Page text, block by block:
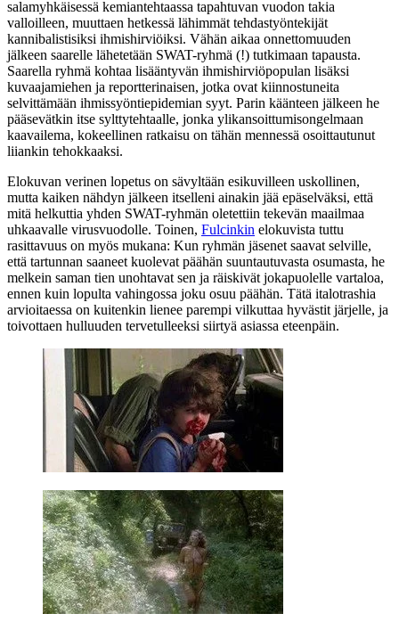
salamyhkäisessä kemiantehtaassa tapahtuvan vuodon takia
valloilleen, muuttaen hetkessä lähimmät tehdastyöntekijät
kannibalistisiksi ihmishirviöiksi. Vähän aikaa onnettomuuden
jälkeen saarelle lähetetään SWAT-ryhmä (!) tutkimaan tapausta.
Saarella ryhmä kohtaa lisääntyvän ihmishirviöpopulan lisäksi
kuvaajamiehen ja reportterinaisen, jotka ovat kiinnostuneita
selvittämään ihmissyöntiepidemian syyt. Parin käänteen jälkeen he
pääsevätkin itse sylttytehtaalle, jonka ylikansoittumisongelmaan
kaavailema, kokeellinen ratkaisu on tähän mennessä osoittautunut
liiankin tehokkaaksi.
Elokuvan verinen lopetus on sävyltään esikuvilleen uskollinen,
mutta kaiken nähdyn jälkeen itselleni ainakin jää epäselväksi, että
mitä helkuttia yhden SWAT-ryhmän oletettiin tekevän maailmaa
uhkaavalle virusvuodolle. Toinen, Fulcinkin elokuvista tuttu
rasittavuus on myös mukana: Kun ryhmän jäsenet saavat selville,
että tartunnan saaneet kuolevat päähän suuntautuvasta osumasta, he
melkein saman tien unohtavat sen ja räiskivät jokapuolelle vartaloa,
ennen kuin lopulta vahingossa joku osuu päähän. Tätä italotrashia
arvioitaessa on kuitenkin lienee parempi vilkuttaa hyvästit järjelle, ja
toivottaen hulluuden tervetulleeksi siirtyä asiassa eteenpäin.